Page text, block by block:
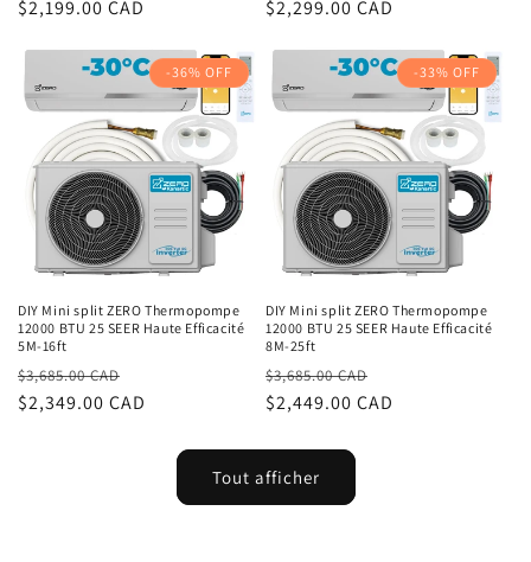
habituel
promotionnel
$2,199.00 CAD
habituel
promotionnel
$2,299.00 CAD
-36% OFF
DIY Mini split ZERO Thermopompe
12000 BTU 25 SEER Haute Efficacité
5M-16ft
Prix
habituel
$3,685.00 CAD
promotionnel
$2,349.00 CAD
-33% OFF
DIY Mini split ZERO Thermopompe
12000 BTU 25 SEER Haute Efficacité
8M-25ft
Prix
habituel
$3,685.00 CAD
promotionnel
$2,449.00 CAD
Tout afficher